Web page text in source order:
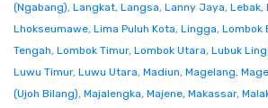
(Ngabang), Langkat, Langsa, Lanny Jaya, Lebak,
Lhokseumawe, Lima Puluh Kota, Lingga, Lombok
Tengah, Lombok Timur, Lombok Utara, Lubuk
Luwu Timur, Luwu Utara, Madiun, Magelang,
(Ujoh Bilang), Majalengka, Majene, Makassar,